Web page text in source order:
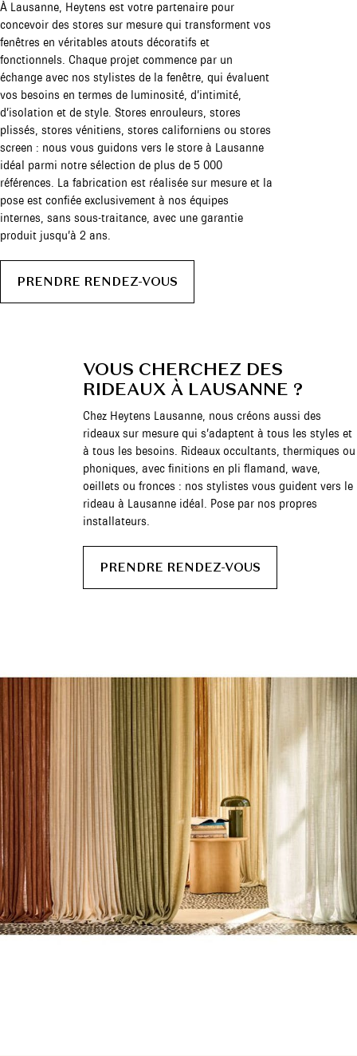
À Lausanne, Heytens est votre partenaire pour
concevoir des stores sur mesure qui transforment vos
fenêtres en véritables atouts décoratifs et
fonctionnels. Chaque projet commence par un
échange avec nos stylistes de la fenêtre, qui évaluent
vos besoins en termes de luminosité, d’intimité,
d’isolation et de style. Stores enrouleurs, stores
plissés, stores vénitiens, stores californiens ou stores
screen : nous vous guidons vers le store à Lausanne
idéal parmi notre sélection de plus de 5 000
références. La fabrication est réalisée sur mesure et la
pose est confiée exclusivement à nos équipes
internes, sans sous-traitance, avec une garantie
produit jusqu’à 2 ans.
PRENDRE RENDEZ-VOUS
VOUS CHERCHEZ DES
RIDEAUX À LAUSANNE ?
Chez Heytens Lausanne, nous créons aussi des
rideaux sur mesure qui s’adaptent à tous les styles et
à tous les besoins. Rideaux occultants, thermiques ou
phoniques, avec finitions en pli flamand, wave,
oeillets ou fronces : nos stylistes vous guident vers le
rideau à Lausanne idéal. Pose par nos propres
installateurs.
PRENDRE RENDEZ-VOUS